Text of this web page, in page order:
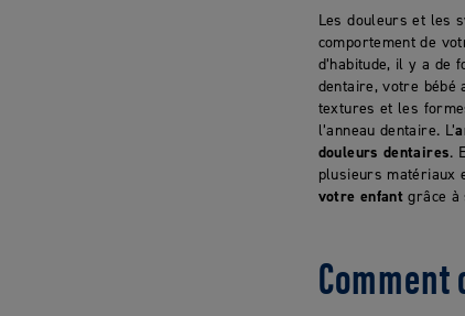
Les douleurs et les
comportement de
d’habitude, il y a de
dentaire, votre bébé
textures et les
l’anneau dentaire. L’
douleurs dentaires.
plusieurs matériaux
votre enfant grâce à